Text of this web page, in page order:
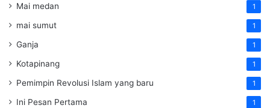
Mai medan 1
mai sumut 1
Ganja 1
Kotapinang 1
Pemimpin Revolusi Islam yang baru 1
Ini Pesan Pertama 1